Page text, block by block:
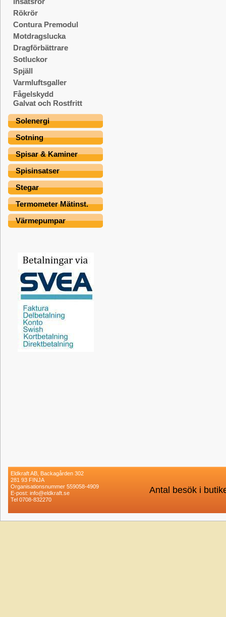
Rökrör
Contura Premodul
Motdragslucka
Dragförbättrare
Sotluckor
Spjäll
Varmluftsgaller
Fågelskydd
Galvat och Rostfritt
Solenergi
Sotning
Spisar & Kaminer
Spisinsatser
Stegar
Termometer Mätinst.
Värmepumpar
Eldkraft AB, Backagården 302
281 93 FINJA
Organisationsnummer 559058-4909
E-post: info@eldkraft.se
Tel 0708-832270
Antal besök i